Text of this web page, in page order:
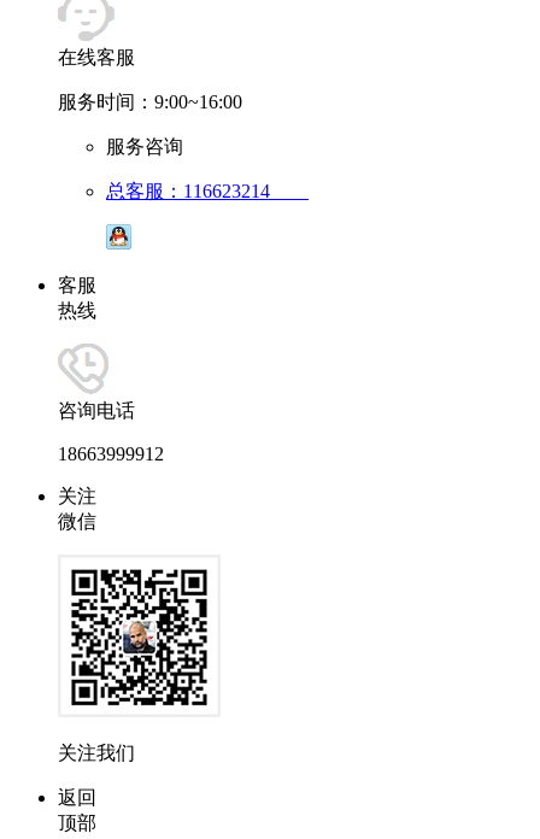
在线客服
服务时间：9:00~16:00
服务咨询
总客服：116623214
客服
热线
咨询电话
18663999912
关注
微信
关注我们
返回
顶部